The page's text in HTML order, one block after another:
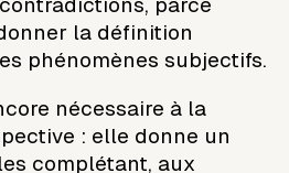
la définition
phénomènes subjectifs.
nécessaire à la
: elle donne un
complétant, aux